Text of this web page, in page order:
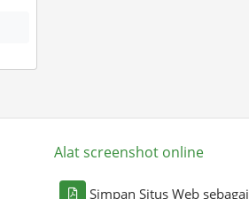
Alat screenshot online
Simpan Situs Web